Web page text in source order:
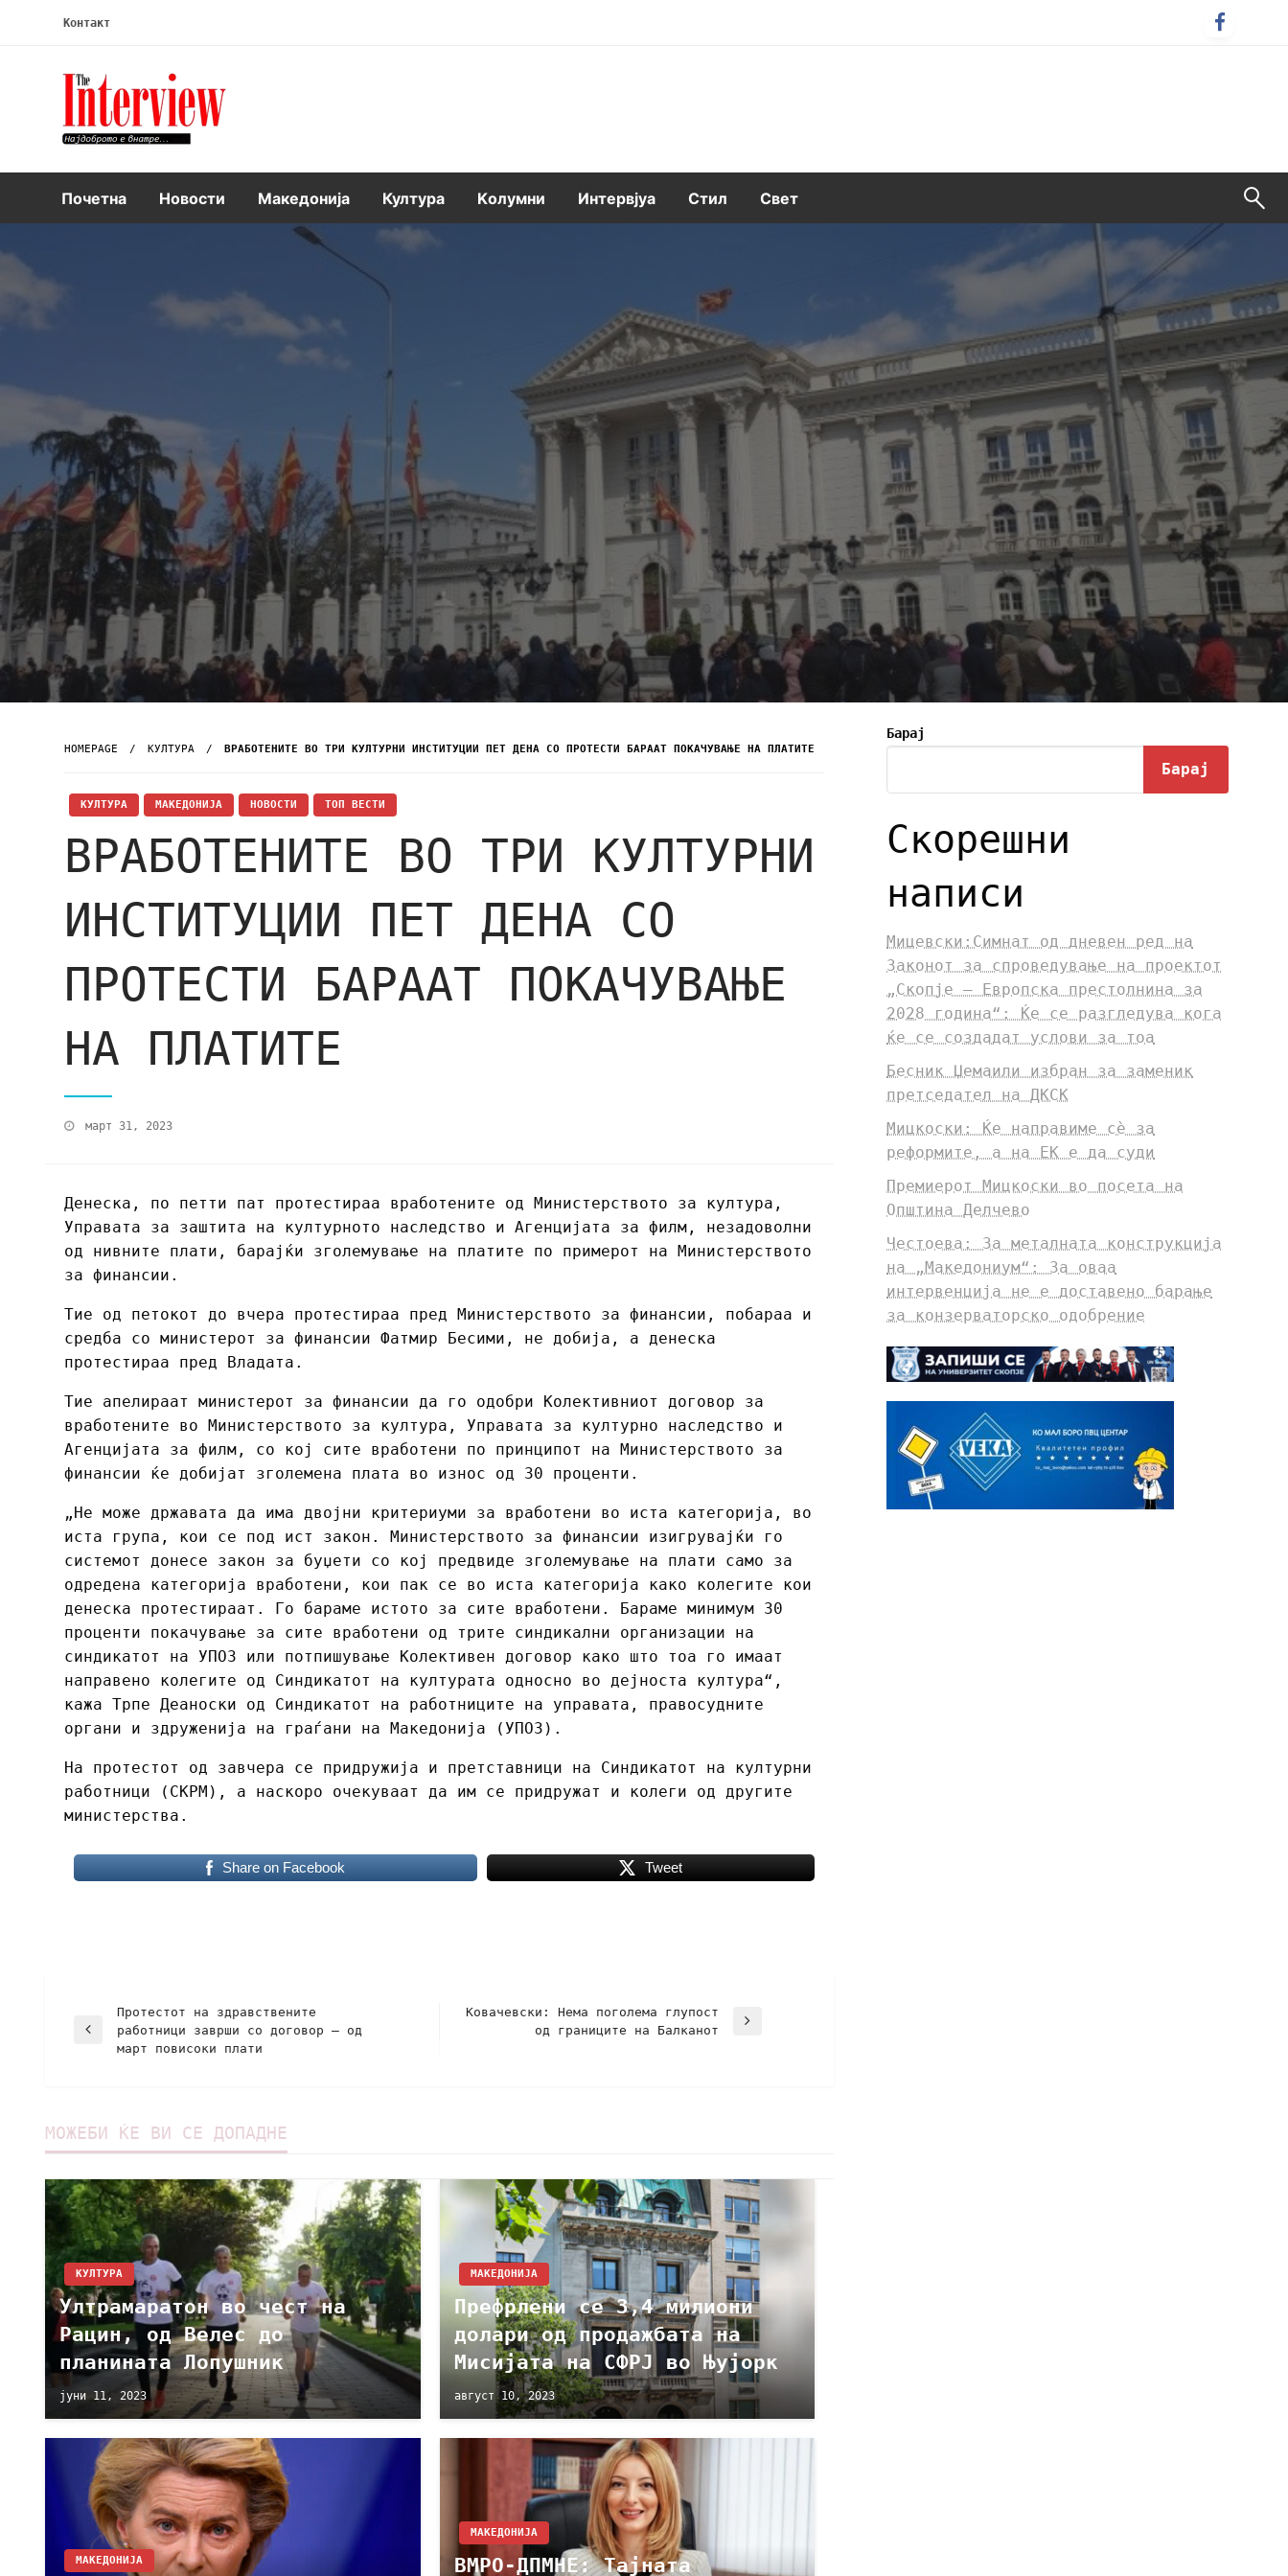
Контакт
Интервју
Почетна Новости Македонија Култура Kолумни Интервјуа Стил Свет
HOMEPAGE КУЛТУРА ВРАБОТЕНИТЕ ВО ТРИ КУЛТУРНИ ИНСТИТУЦИИ ПЕТ ДЕНА СО ПРОТЕСТИ БАРААТ ПОКАЧУВАЊЕ НА ПЛАТИТЕ
КУЛТУРА МАКЕДОНИЈА НОВОСТИ ТОП ВЕСТИ
ВРАБОТЕНИТЕ ВО ТРИ КУЛТУРНИ
ИНСТИТУЦИИ ПЕТ ДЕНА СО
ПРОТЕСТИ БАРААТ ПОКАЧУВАЊЕ
НА ПЛАТИТЕ
март 31, 2023
Денеска, по петти пат протестираа вработените од Министерството за култура,
Управата за заштита на културното наследство и Агенцијата за филм, незадоволни
од нивните плати, барајќи зголемување на платите по примерот на Министерството
за финансии.
Тие од петокот до вчера протестираа пред Министерството за финансии, побараа и
средба со министерот за финансии Фатмир Бесими, не добија, а денеска
протестираа пред Владата.
Тие апелираат министерот за финансии да го одобри Колективниот договор за
вработените во Министерството за култура, Управата за културно наследство и
Агенцијата за филм, со кој сите вработени по принципот на Министерството за
финансии ќе добијат зголемена плата во износ од 30 проценти.
„Не може државата да има двојни критериуми за вработени во иста категорија, во
иста група, кои се под ист закон. Министерството за финансии изигрувајќи го
системот донесе закон за буџети со кој предвиде зголемување на плати само за
одредена категорија вработени, кои пак се во иста категорија како колегите кои
денеска протестираат. Го бараме истото за сите вработени. Бараме минимум 30
проценти покачување за сите вработени од трите синдикални организации на
синдикатот на УПОЗ или потпишување Колективен договор како што тоа го имаат
направено колегите од Синдикатот на културата односно во дејноста култура“,
кажа Трпе Деаноски од Синдикатот на работниците на управата, правосудните
органи и здруженија на граѓани на Македонија (УПОЗ).
На протестот од завчера се придружија и претставници на Синдикатот на културни
работници (СКРМ), a наскоро очекуваат да им се придружат и колеги од другите
министерства.
Share on Facebook Tweet
Протестот на здравствените
работници заврши со договор – од
март повисоки плати
Ковачевски: Нема поголема глупост
од границите на Балканот
МОЖЕБИ ЌЕ ВИ СЕ ДОПАДНЕ
КУЛТУРА
Ултрамаратон во чест на
Рацин, од Велес до
планината Лопушник
јуни 11, 2023
МАКЕДОНИЈА
Префрлени се 3,4 милиони
долари од продажбата на
Мисијата на СФРЈ во Њујорк
август 10, 2023
МАКЕДОНИЈА
МАКЕДОНИЈА
ВМРО-ДПМНЕ: Тајната
Барај
Барај
Скорешни
написи
Мицевски:Симнат од дневен ред на
Законот за спроведување на проектот
„Скопје – Европска престолнина за
2028 година“: Ќе се разгледува кога
ќе се создадат услови за тоа
Бесник Џемаили избран за заменик
претседател на ДКСК
Мицкоски: Ќе направиме сè за
реформите, а на ЕК е да суди
Премиерот Мицкоски во посета на
Општина Делчево
Честоева: За металната конструкција
на „Македониум“: За оваа
интервенција не е доставено барање
за конзерваторско одобрение